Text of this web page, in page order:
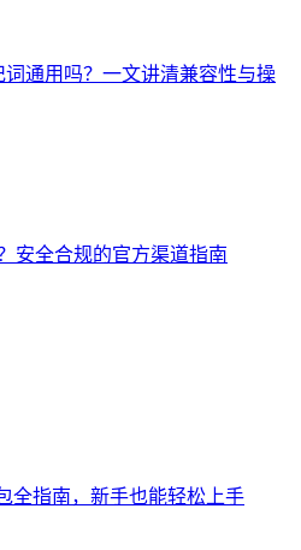
词通用吗？一文讲清兼容性与操
安全合规的官方渠道指南
全指南，新手也能轻松上手